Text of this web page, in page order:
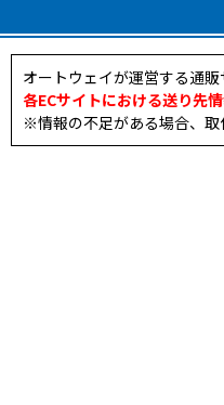
オートウェイが運営する通
各ECサイトにおける送り先
※情報の不足がある場合、